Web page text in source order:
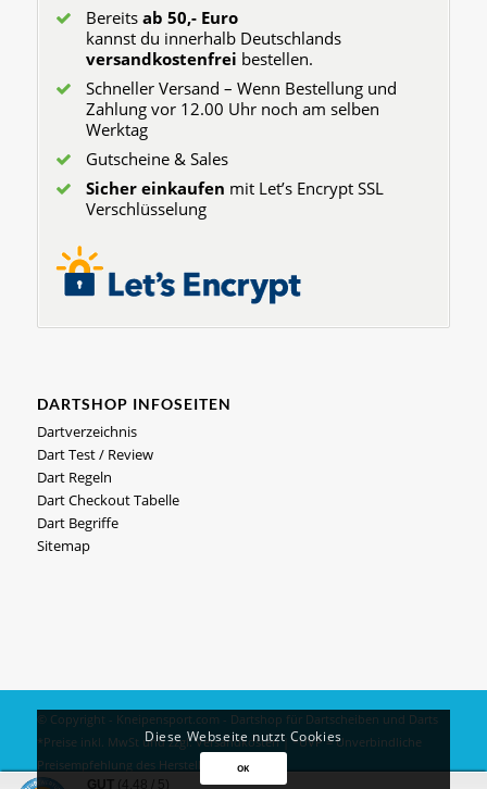
Bereits ab 50,- Euro
kannst du innerhalb Deutschlands
versandkostenfrei bestellen.
Schneller Versand – Wenn Bestellung und
Zahlung vor 12.00 Uhr noch am selben
Werktag
Gutscheine & Sales
Sicher einkaufen mit Let’s Encrypt SSL
Verschlüsselung
DARTSHOP INFOSEITEN
Dartverzeichnis
Dart Test / Review
Dart Regeln
Dart Checkout Tabelle
Dart Begriffe
Sitemap
© Copyright - Kneipensport.com - Dartshop für Dartscheiben und Darts
*Preise inkl. MwSt und zzgl.Versandkosten| *UVP = Unverbindliche
Preisempfehlung des Herstellers
Diese Webseite nutzt Cookies
OK
GUT (4.48 / 5)